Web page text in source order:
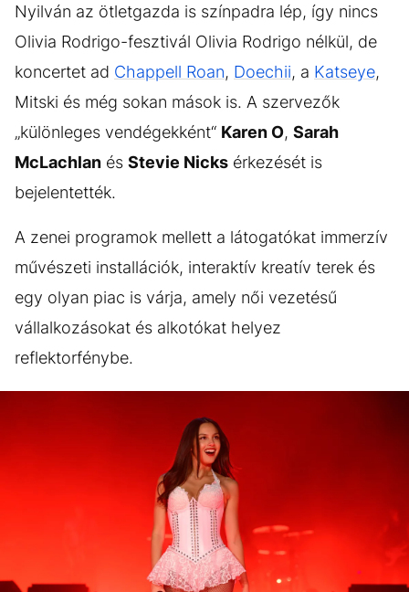
Nyilván az ötletgazda is színpadra lép, így nincs
Olivia Rodrigo-fesztivál Olivia Rodrigo nélkül, de
koncertet ad Chappell Roan, Doechii, a Katseye,
Mitski és még sokan mások is. A szervezők
„különleges vendégekként“ Karen O, Sarah
McLachlan és Stevie Nicks érkezését is
bejelentették.
A zenei programok mellett a látogatókat immerzív
művészeti installációk, interaktív kreatív terek és
egy olyan piac is várja, amely női vezetésű
vállalkozásokat és alkotókat helyez
reflektorfénybe.